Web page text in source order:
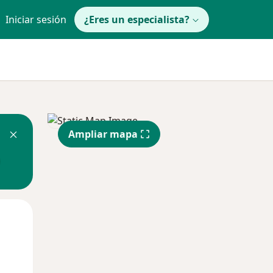
Iniciar sesión ¿Eres un especialista?
Ampliar mapa